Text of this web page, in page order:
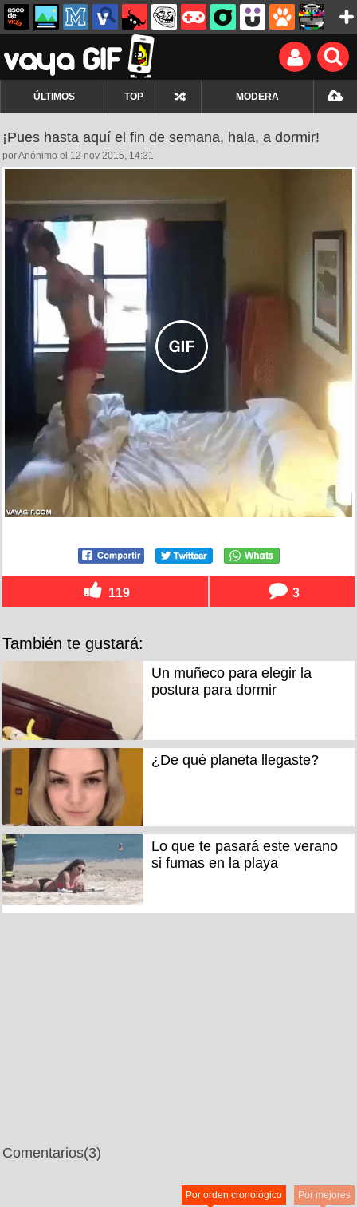
ÚLTIMOS TOP MODERA
¡Pues hasta aquí el fin de semana, hala, a dormir!
por Anónimo el 12 nov 2015, 14:31
119 3
También te gustará:
Un muñeco para elegir la
postura para dormir
¿De qué planeta llegaste?
Lo que te pasará este verano
si fumas en la playa
Comentarios(3)
Por mejores
Por orden cronológico